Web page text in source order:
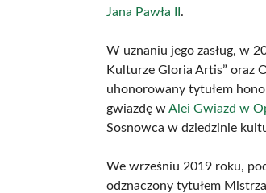
Jana Pawła II.
W uznaniu jego zasług, w
Kulturze Gloria Artis” oraz
uhonorowany tytułem
gwiazdę wAlei Gwiazd w
Sosnowca w dziedzinie
We wrześniu 2019 roku,
odznaczony tytułem